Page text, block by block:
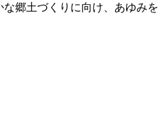
郷土づくりに向け、あゆみを